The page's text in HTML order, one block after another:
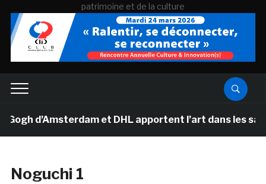
patrimoine et de la culture
d’Amsterdam et DHL apportent l’art dans les salles
Noguchi 1